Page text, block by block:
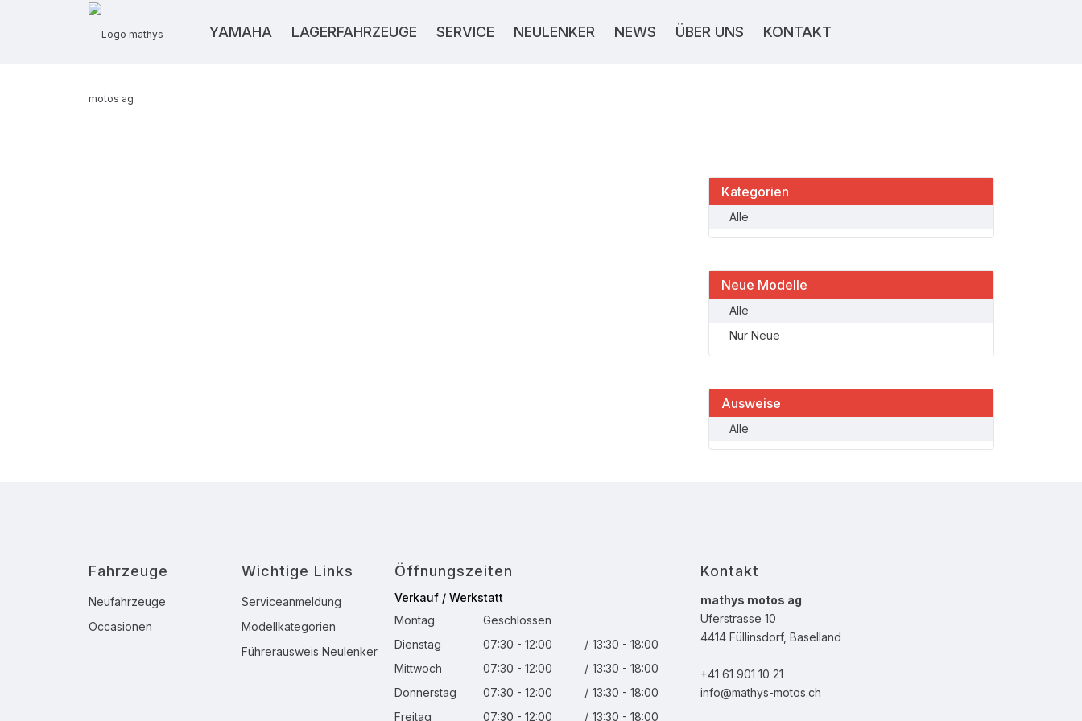
YAMAHA LAGERFAHRZEUGE SERVICE NEULENKER NEWS ÜBER UNS KONTAKT
Kategorien
Alle
Neue Modelle
Alle
Nur Neue
Ausweise
Alle
Fahrzeuge
Neufahrzeuge
Occasionen
Wichtige Links
Serviceanmeldung
Modellkategorien
Führerausweis Neulenker
Öffnungszeiten
Verkauf / Werkstatt
Montag
Geschlossen
Dienstag
07:30 - 12:00 / 13:30 - 18:00
Mittwoch
07:30 - 12:00 / 13:30 - 18:00
Donnerstag
07:30 - 12:00 / 13:30 - 18:00
Freitag
07:30 - 12:00 / 13:30 - 18:00
Kontakt
mathys motos ag
Uferstrasse 10
4414 Füllinsdorf, Baselland
+41 61 901 10 21
info@mathys-motos.ch